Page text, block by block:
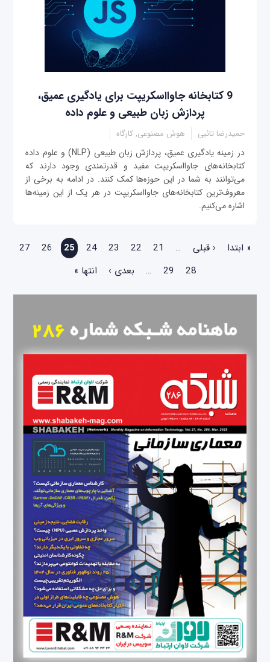
9 کتابخانه جاوااسکریپت برای یادگیری عمیق،
پردازش زبان طبیعی و علوم داده
حمیدرضا تائبی هوش مصنوعی, کارگاه
در زمینه یادگیری عمیق، پردازش زبان طبیعی (NLP) و علوم داده
کتابخانه‌های جاوااسکریپت مفید و قدرتمندی وجود دارند که
می‌توانند به شما در این حوزه‌ها کمک کنند. در ادامه به برخی از
معروف‌ترین کتابخانه‌های جاوااسکریپت در هر یک از این زمینه‌ها
اشاره می‌کنیم.
صفحه‌ها
« ابتدا ‹ قبلی …
21
22
23
24
25
26
27
28
29
… بعدی › انتها »